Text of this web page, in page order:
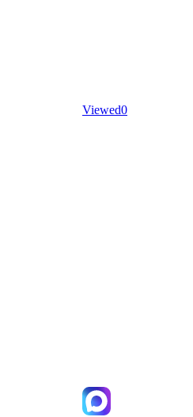
Viewed0